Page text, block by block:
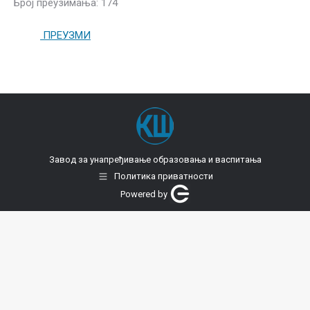
Број преузимања: 174
ПРЕУЗМИ
Завод за унапређивање образовања и васпитања
Политика приватности
Powered by